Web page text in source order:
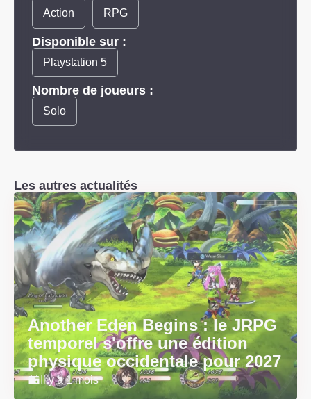
Action RPG
Disponible sur :
Playstation 5
Nombre de joueurs :
Solo
Les autres actualités
Another Eden Begins : le JRPG
temporel s'offre une édition
physique occidentale pour 2027
Il y a 1 mois